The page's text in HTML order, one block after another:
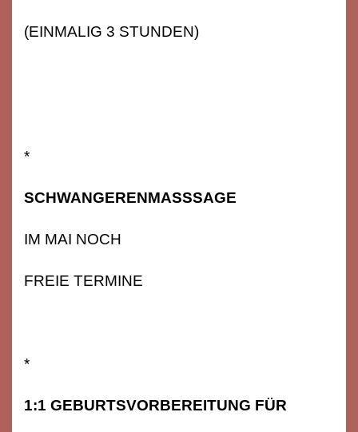
(EINMALIG 3 STUNDEN)
*
SCHWANGERENMASSSAGE
IM MAI NOCH
FREIE TERMINE
*
1:1 GEBURTSVORBEREITUNG FÜR